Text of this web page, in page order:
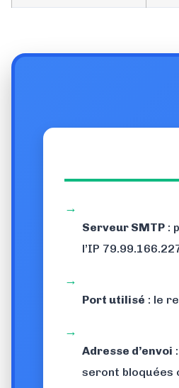
→
Serveur SMTP :
l’IP
→
Port utilisé : le
→
Adresse d’envoi
seront bloquées